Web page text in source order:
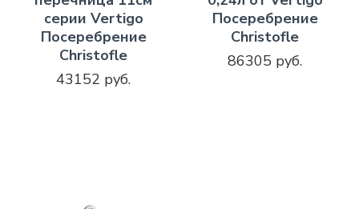
серии Vertigo
Посеребрение
Christofle
43152 руб.
Посеребрение
Christofle
86305 руб.